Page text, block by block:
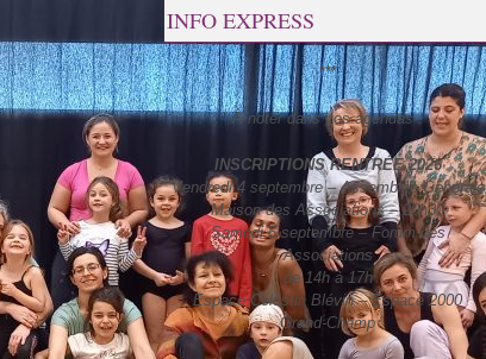
INFO EXPRESS
***
À noter dans vos agendas :
INSCRIPTIONS RENTRÉE 2026
Vendredi 4 septembre – Assemblée Générale
Maison des Associations – 20h30
Samedi 5 septembre – Forum des
Associations
de 14h à 17h
Espace Célestin Blévin – Espace 2000
Grand-Champ